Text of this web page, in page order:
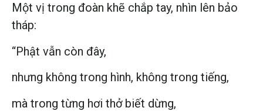
Một vị trong đoàn khẽ chắp tay, nhìn lên bảo
tháp:
“Phật vẫn còn đây,
nhưng không trong hình, không trong tiếng,
mà trong từng hơi thở biết dừng,